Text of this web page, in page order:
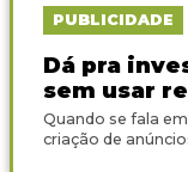
PUBLICIDADE
Dá pra
sem usar
Quando se fala
criação de